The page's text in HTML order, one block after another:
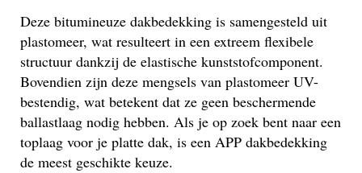
Deze bitumineuze dakbedekking is samengesteld uit
plastomeer, wat resulteert in een extreem flexibele
structuur dankzij de elastische kunststofcomponent.
Bovendien zijn deze mengsels van plastomeer UV-
bestendig, wat betekent dat ze geen beschermende
ballastlaag nodig hebben. Als je op zoek bent naar een
toplaag voor je platte dak, is een APP dakbedekking
de meest geschikte keuze.